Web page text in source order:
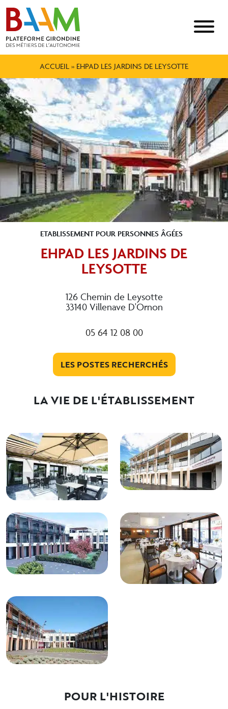
ACCUEIL » EHPAD LES JARDINS DE LEYSOTTE
ETABLISSEMENT POUR PERSONNES ÂGÉES
EHPAD LES JARDINS DE
LEYSOTTE
126 Chemin de Leysotte
33140 Villenave D'Ornon
05 64 12 08 00
LES POSTES RECHERCHÉS
LA VIE DE L'ÉTABLISSEMENT
POUR L'HISTOIRE